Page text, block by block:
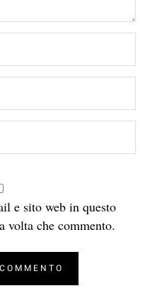
e sito web in questo
volta che commento.